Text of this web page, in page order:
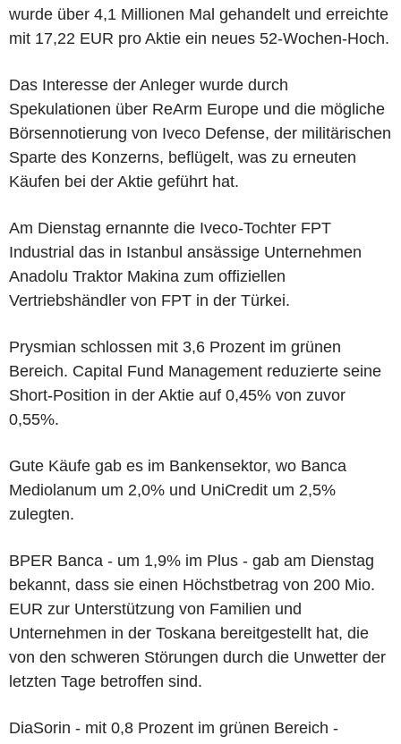
wurde über 4,1 Millionen Mal gehandelt und erreichte
mit 17,22 EUR pro Aktie ein neues 52-Wochen-Hoch.
Das Interesse der Anleger wurde durch
Spekulationen über ReArm Europe und die mögliche
Börsennotierung von Iveco Defense, der militärischen
Sparte des Konzerns, beflügelt, was zu erneuten
Käufen bei der Aktie geführt hat.
Am Dienstag ernannte die Iveco-Tochter FPT
Industrial das in Istanbul ansässige Unternehmen
Anadolu Traktor Makina zum offiziellen
Vertriebshändler von FPT in der Türkei.
Prysmian schlossen mit 3,6 Prozent im grünen
Bereich. Capital Fund Management reduzierte seine
Short-Position in der Aktie auf 0,45% von zuvor
0,55%.
Gute Käufe gab es im Bankensektor, wo Banca
Mediolanum um 2,0% und UniCredit um 2,5%
zulegten.
BPER Banca - um 1,9% im Plus - gab am Dienstag
bekannt, dass sie einen Höchstbetrag von 200 Mio.
EUR zur Unterstützung von Familien und
Unternehmen in der Toskana bereitgestellt hat, die
von den schweren Störungen durch die Unwetter der
letzten Tage betroffen sind.
DiaSorin - mit 0,8 Prozent im grünen Bereich -